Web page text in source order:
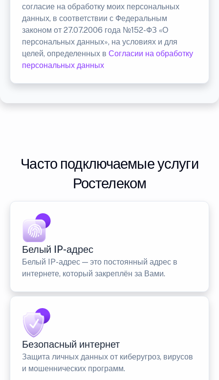
согласие на обработку моих персональных
данных, в соответствии с Федеральным
законом от 27.07.2006 года №152-ФЗ «О
персональных данных», на условиях и для
целей, определенных в Согласии на обработку
персональных данных
Часто подключаемые услуги
Ростелеком
Белый IP-адрес
Белый IP-адрес — это постоянный адрес в
интернете, который закреплён за Вами.
Безопасный интернет
Защита личных данных от киберугроз, вирусов
и мошеннических программ.